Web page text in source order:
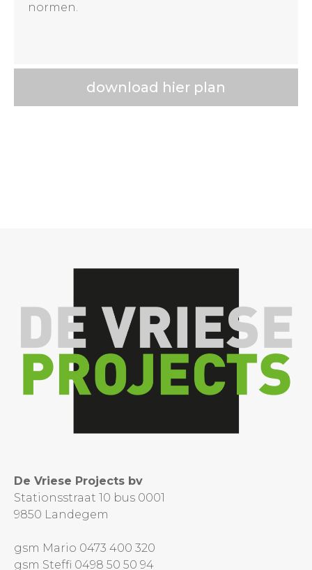
normen.
download hier plan
De Vriese Projects bv
Stationsstraat 10 bus 0001
9850 Landegem
gsm Mario 0473 400 320
gsm Steffi 0498 50 50 94